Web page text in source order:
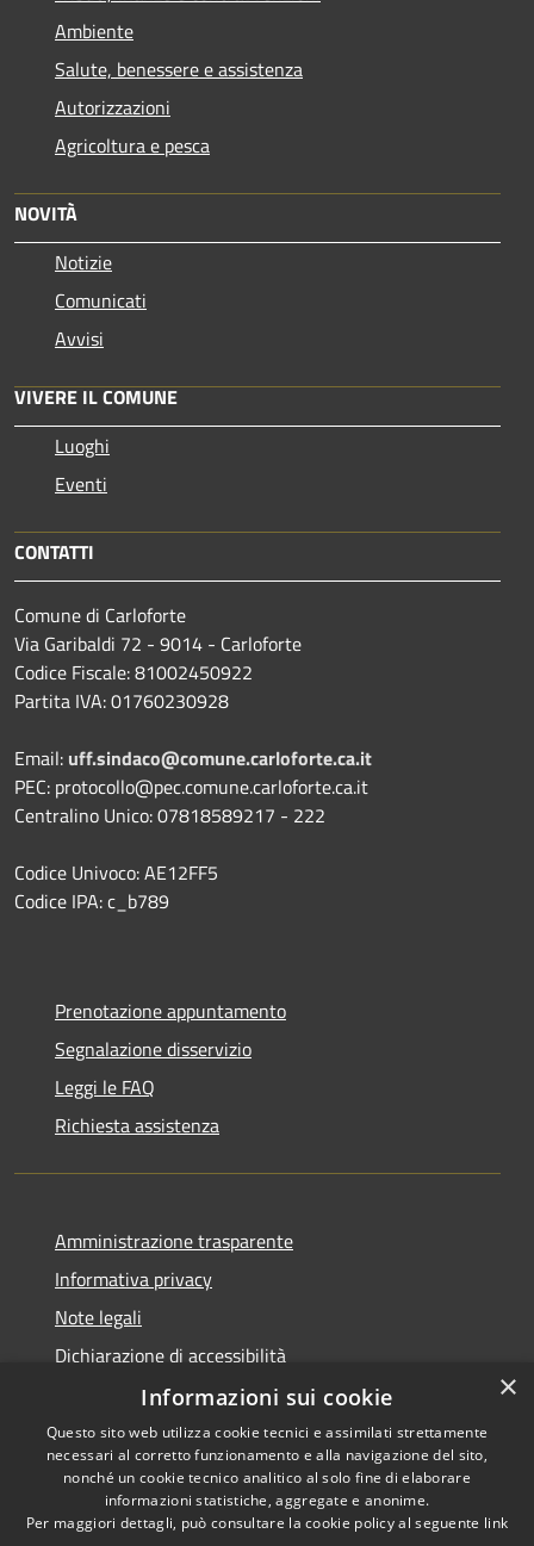
Ambiente
Salute, benessere e assistenza
Autorizzazioni
Agricoltura e pesca
NOVITÀ
Notizie
Comunicati
Avvisi
VIVERE IL COMUNE
Luoghi
Eventi
CONTATTI
Comune di Carloforte
Via Garibaldi 72 - 9014 - Carloforte
Codice Fiscale: 81002450922
Partita IVA: 01760230928
Email: uff.sindaco@comune.carloforte.ca.it
PEC: protocollo@pec.comune.carloforte.ca.it
Centralino Unico: 07818589217 - 222
Codice Univoco: AE12FF5
Codice IPA: c_b789
Prenotazione appuntamento
Segnalazione disservizio
Leggi le FAQ
Richiesta assistenza
Amministrazione trasparente
Informativa privacy
Note legali
Dichiarazione di accessibilità
Accessibilità
Privacy
Copyright © 2026 • Comune di
Carloforte • Powered by
Municipium•Accesso
×
Informazioni sui cookie
Questo sito web utilizza cookie tecnici e assimilati strettamente
necessari al corretto funzionamento e alla navigazione del sito,
nonché un cookie tecnico analitico al solo fine di elaborare
informazioni statistiche, aggregate e anonime.
Per maggiori dettagli, può consultare la cookie policy al seguente link